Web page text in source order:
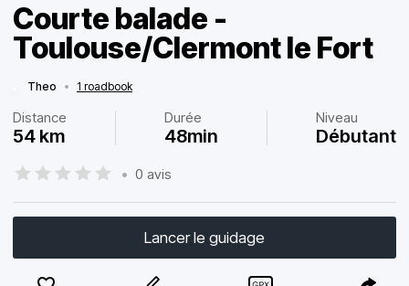
Courte balade -
Toulouse/Clermont le Fort
Theo • 1 roadbook
Distance
54 km
Durée
48min
Niveau
Débutant
• 0 avis
Lancer le guidage